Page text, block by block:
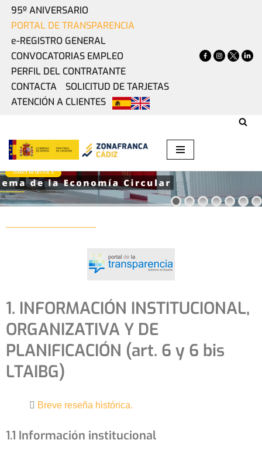
95º ANIVERSARIO
PORTAL DE TRANSPARENCIA
e-REGISTRO GENERAL
CONVOCATORIAS EMPLEO
PERFIL DEL CONTRATANTE
CONTACTA
SOLICITUD DE TARJETAS
ATENCIÓN A CLIENTES
ZONA BASE CÁDIZ
INCUBAZUL
CONOCE INCUBAZUL
1. INFORMACIÓN INSTITUCIONAL,
ORGANIZATIVA Y DE
PLANIFICACIÓN (art. 6 y 6 bis
LTAIBG)
Breve reseña histórica.
1.1 Información institucional